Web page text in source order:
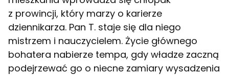
z prowincji, który marzy o karierze
dziennikarza. Pan T. staje się dla niego
mistrzem i nauczycielem. Życie głównego
bohatera nabierze tempa, gdy władze zaczną
podejrzewać go o niecne zamiary wysadzenia